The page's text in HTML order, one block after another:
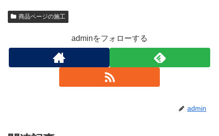
商品ページの施工
adminをフォローする
admin